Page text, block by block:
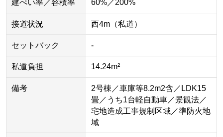
建ぺい率／容積率 60%／200%
接道状況 西4m（私道）
セットバック -
私道負担 14.24m²
備考
2号棟／車庫等8.2m2含／LDK15
畳／うち1台軽自動車／景観法／
宅地造成工事規制区域／準防火地
域